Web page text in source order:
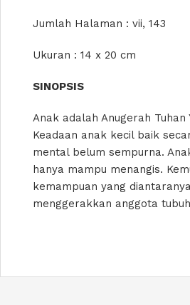
Jumlah Halaman : vii, 143
Ukuran : 14 x 20 cm
SINOPSIS
Anak adalah Anugerah Tuhan
Keadaan anak kecil baik
mental belum sempurna.
hanya mampu menangis.
kemampuan yang
menggerakkan anggota